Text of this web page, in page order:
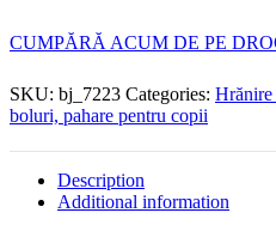
CUMPĂRĂ ACUM DE PE
SKU: bj_7223 Categories: Hrănire
boluri, pahare pentru copii
Description
Additional information